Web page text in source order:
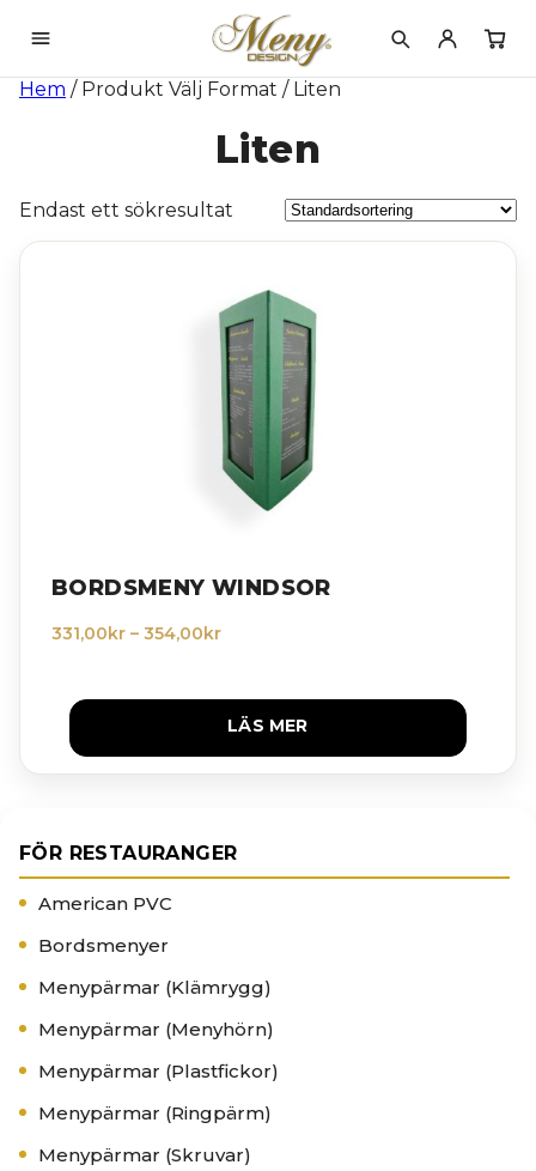
FÖR RESTAURANGER
American PVC
Bordsmenyer
Menypärmar (Klämrygg)
Menypärmar (Menyhörn)
Menypärmar (Plastfickor)
Menypärmar (Ringpärm)
Menypärmar (Skruvar)
Hem / Produkt Välj Format / Liten
Liten
Endast ett sökresultat
BORDSMENY WINDSOR
331,00kr – 354,00krPrisintervall:
354,00kr
LÄS MER